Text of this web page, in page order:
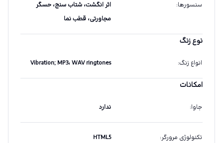
سنسورها:
اثر انگشت، شتاب سنج، حسگر
مجاورتی، قطب نما
نوع زنگ
انواع زنگ: Vibration; MP3، WAV ringtones
امکانات
جاوا: ندارد
تکنولوژی مرورگر:
HTML5